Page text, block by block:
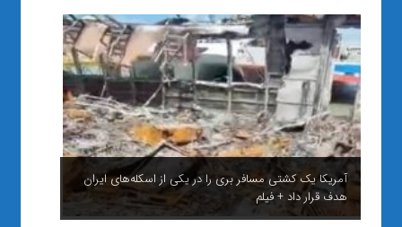
آمریکا یک کشتی مسافر بری را در یکی از اسکله‌های ایران
هدف قرار داد + فیلم